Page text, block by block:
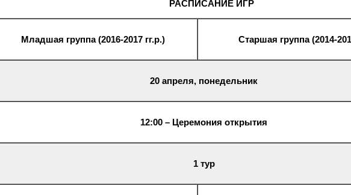
РАСПИСАНИЕ ИГР
Младшая группа (2016-2017 гг.р.) Старшая группа (2014-
20 апреля, понедельник
12:00 – Церемония открытия
1 тур